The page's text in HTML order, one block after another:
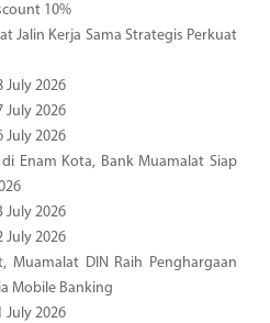
10%
Jalin Kerja Sama Strategis Perkuat
July 2026
July 2026
July 2026
Enam Kota, Bank Muamalat Siap
July 2026
July 2026
Muamalat DIN Raih Penghargaan
Mobile Banking
July 2026